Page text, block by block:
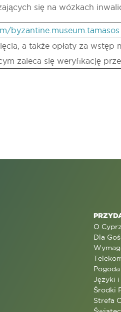
się na wózkach
byzantine.museum.tamasos
a także opłaty za wstęp
zaleca się weryfikację
O
Dla
Języki i
Środki
Strefa